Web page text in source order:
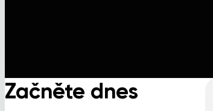
Začněte dnes